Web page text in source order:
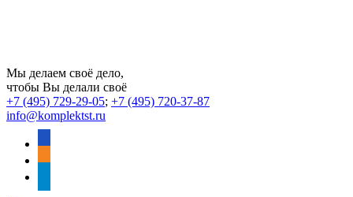
Мы делаем своё дело,
чтобы Вы делали своё
+7 (495) 729-29-05; +7 (495) 720-37-87
info@komplektst.ru